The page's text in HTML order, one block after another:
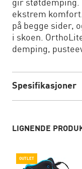
gir støtdemping.
ekstrem
på begge sider,
i skoen.
demping,
Spesifikasjoner
LIGNENDE
OUTLET